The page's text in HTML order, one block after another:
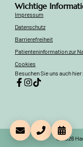
Wichtige
Impressum
Datenschutz
Barrierefreiheit
Patienteninformation zur
Cookies
Besuchen Sie uns auch hier:
© 2026